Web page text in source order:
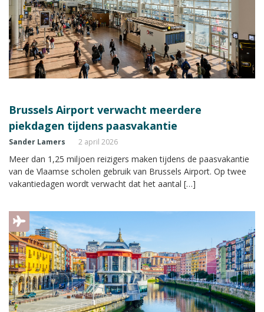
Brussels Airport verwacht meerdere
piekdagen tijdens paasvakantie
Sander Lamers 2 april 2026
Meer dan 1,25 miljoen reizigers maken tijdens de paasvakantie
van de Vlaamse scholen gebruik van Brussels Airport. Op twee
vakantiedagen wordt verwacht dat het aantal […]